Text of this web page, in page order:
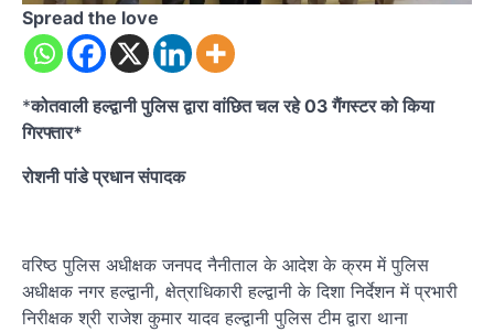
Spread the love
*कोतवाली हल्द्वानी पुलिस द्वारा वांछित चल रहे 03 गैंगस्टर को किया
गिरफ्तार*
रोशनी पांडे प्रधान संपादक
वरिष्ठ पुलिस अधीक्षक जनपद नैनीताल के आदेश के क्रम में पुलिस
अधीक्षक नगर हल्द्वानी, क्षेत्राधिकारी हल्द्वानी के दिशा निर्देशन में प्रभारी
निरीक्षक श्री राजेश कुमार यादव हल्द्वानी पुलिस टीम द्वारा थाना